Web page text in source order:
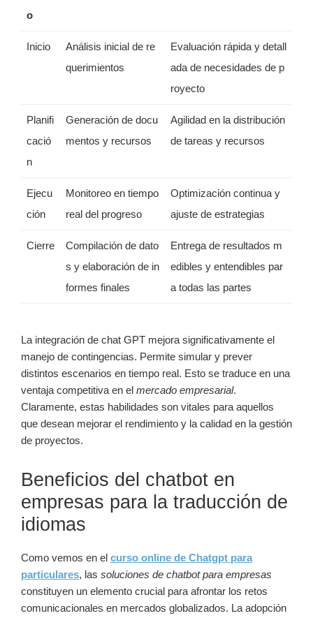
o
Inicio
Análisis inicial de re
querimientos
Evaluación rápida y detall
ada de necesidades de p
royecto
Planifi
cació
n
Generación de docu
mentos y recursos
Agilidad en la distribución
de tareas y recursos
Ejecu
ción
Monitoreo en tiempo
real del progreso
Optimización continua y
ajuste de estrategias
Cierre
Compilación de dato
s y elaboración de in
formes finales
Entrega de resultados m
edibles y entendibles par
a todas las partes
La integración de chat GPT mejora significativamente el
manejo de contingencias. Permite simular y prever
distintos escenarios en tiempo real. Esto se traduce en una
ventaja competitiva en el mercado empresarial.
Claramente, estas habilidades son vitales para aquellos
que desean mejorar el rendimiento y la calidad en la gestión
de proyectos.
Beneficios del chatbot en
empresas para la traducción de
idiomas
Como vemos en el curso online de Chatgpt para
particulares, las soluciones de chatbot para empresas
constituyen un elemento crucial para afrontar los retos
comunicacionales en mercados globalizados. La adopción